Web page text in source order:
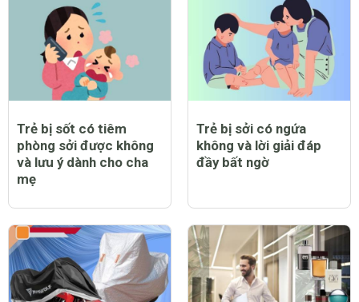
Trẻ bị sốt có tiêm
phòng sởi được không
và lưu ý dành cho cha
mẹ
Trẻ bị sởi có ngứa
không và lời giải đáp
đầy bất ngờ